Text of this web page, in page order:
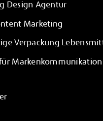
Design Agentur
Marketing
Verpackung
Markenkommunikation